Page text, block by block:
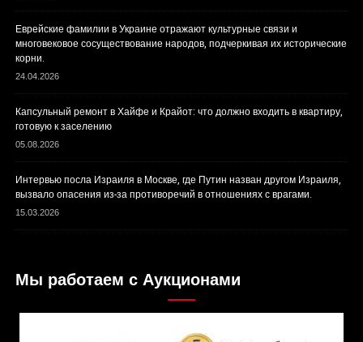
Еврейские фамилии в Украине отражают культурные связи и
многовековое сосуществование народов, подчеркивая их исторические
корни.
24.04.2026
Капсульный ремонт в Хайфе и Крайот: что должно входить в квартиру,
готовую к заселению
05.08.2026
Интервью посла Израиля в Москве, где Путин назван другом Израиля,
вызвало опасения из-за противоречий в отношениях с врагами.
15.03.2026
Мы работаем с Аукционами